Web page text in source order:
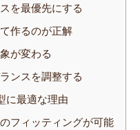
を最優先にする
作るのが正解
が変わる
ンスを調整する
に最適な理由
フィッティングが可能